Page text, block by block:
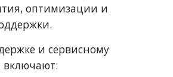
оптимизации и
и сервисному